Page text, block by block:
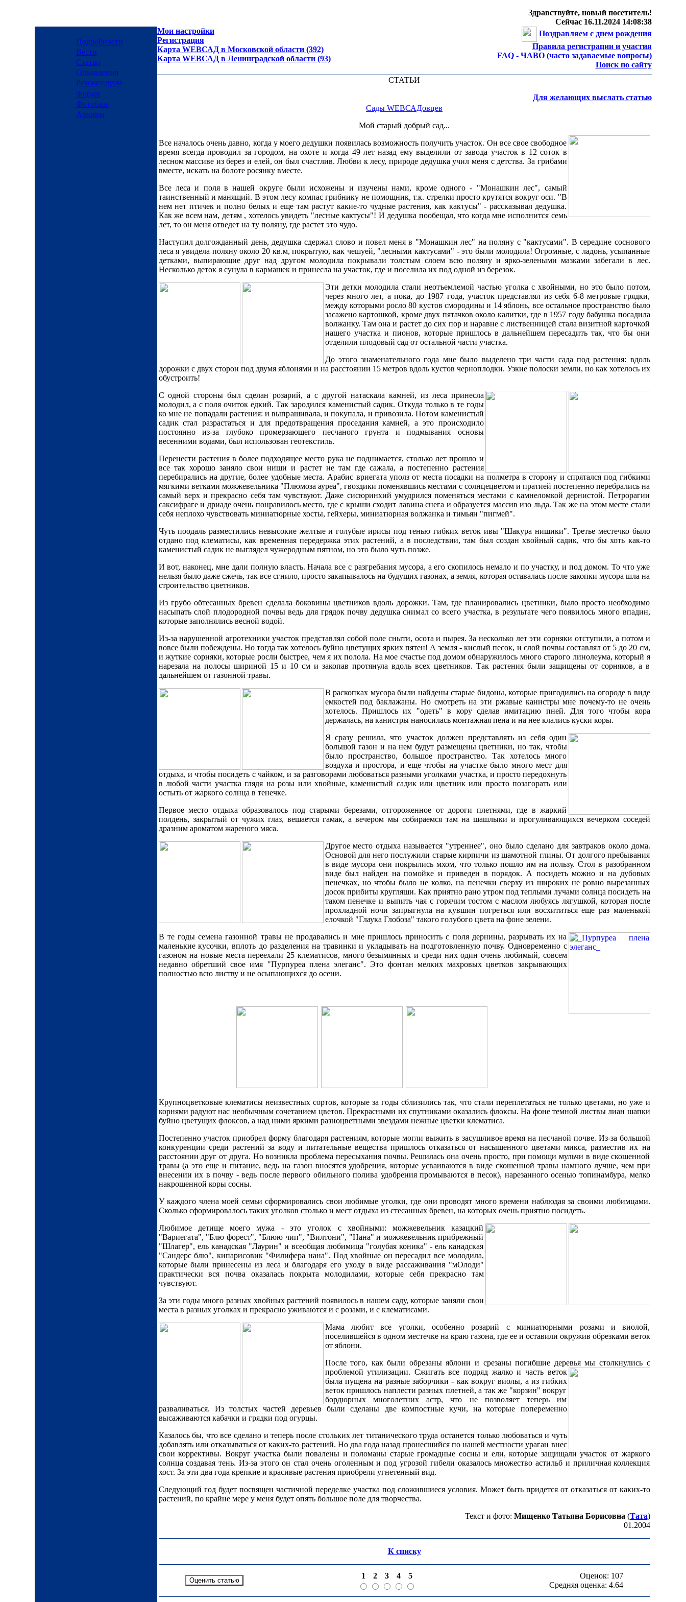
Здравствуйте, новый посетитель!
Сейчас 16.11.2024 14:08:38
Подробности
Вести
Статьи
Объявления
Рекомендуем
Форум
Фотобаза
Архивы
Мои настройки
Регистрация
Карта WEBСАД в Московской области (392)
Карта WEBСАД в Ленинградской области (93)
Поздравляем с днем рождения
Правила регистрации и участия
FAQ - ЧАВО (часто задаваемые вопросы)
Поиск по сайту
СТАТЬИ
Для желающих выслать статью
Сады WEBСАДовцев
Мой старый добрый сад...
Все началось очень давно, когда у моего дедушки появилась возможность получить участок. Он все свое свободное
время всегда проводил за городом, на охоте и когда 49 лет назад ему выделили от завода участок в 12 соток в
лесном массиве из берез и елей, он был счастлив. Любви к лесу, природе дедушка учил меня с детства. За грибами
вместе, искать на болоте росянку вместе.
Все леса и поля в нашей округе были исхожены и изучены нами, кроме одного - "Монашкин лес", самый
таинственный и манящий. В этом лесу компас грибнику не помощник, т.к. стрелки просто крутятся вокруг оси. "В
нем нет птичек и полно белых и еще там растут какие-то чудные растения, как кактусы" - рассказывал дедушка.
Как же всем нам, детям , хотелось увидеть "лесные кактусы"! И дедушка пообещал, что когда мне исполнится семь
лет, то он меня отведет на ту поляну, где растет это чудо.
Наступил долгожданный день, дедушка сдержал слово и повел меня в "Монашкин лес" на поляну с "кактусами". В середине соснового
леса я увидела поляну около 20 кв.м, покрытую, как чешуей, "лесными кактусами" - это были молодила! Огромные, с ладонь, усыпанные
детками, выпирающие друг над другом молодила покрывали толстым слоем всю поляну и ярко-зелеными мазками забегали в лес.
Несколько деток я сунула в кармашек и принесла на участок, где и поселила их под одной из березок.
Эти детки молодила стали неотъемлемой частью уголка с хвойными, но это было потом,
через много лет, а пока, до 1987 года, участок представлял из себя 6-8 метровые грядки,
между которыми росло 80 кустов смородины и 14 яблонь, все остальное пространство было
засажено картошкой, кроме двух пятачков около калитки, где в 1957 году бабушка посадила
волжанку. Там она и растет до сих пор и наравне с лиственницей стала визитной карточкой
нашего участка и пионов, которые пришлось в дальнейшем пересадить так, что бы они
отделили плодовый сад от остальной части участка.
До этого знаменательного года мне было выделено три части сада под растения: вдоль
дорожки с двух сторон под двумя яблонями и на расстоянии 15 метров вдоль кустов черноплодки. Узкие полоски земли, но как хотелось их
обустроить!
С одной стороны был сделан розарий, а с другой натаскала камней, из леса принесла
молодил, а с поля очиток едкий. Так зародился каменистый садик. Откуда только в те годы
ко мне не попадали растения: и выпрашивала, и покупала, и привозила. Потом каменистый
садик стал разрастаться и для предотвращения проседания камней, а это происходило
постоянно из-за глубоко промерзающего песчаного грунта и подмывания основы
весенними водами, был использован геотекстиль.
Перенести растения в более подходящее место рука не поднимается, столько лет прошло и
все так хорошо заняло свои ниши и растет не там где сажала, а постепенно растения
перебирались на другие, более удобные места. Арабис вриегата уполз от места посадки на полметра в сторону и спрятался под гибкими
мягкими ветками можжевельника "Плюмоза ауреа", гвоздики поменявшись местами с солнцецветом и пратией постепенно перебрались на
самый верх и прекрасно себя там чувствуют. Даже сисюринхий умудрился поменяться местами с камнеломкой дернистой. Петрорагии
саксифраге и дриаде очень понравилось место, где с крыши сходит лавина снега и образуется массив изо льда. Так же на этом месте стали
себя неплохо чувствовать миниатюрные хосты, гейхеры, миниатюрная волжанка и тимьян "пигмей".
Чуть поодаль разместились невысокие желтые и голубые ирисы под тенью гибких веток ивы "Шакура нишики". Третье местечко было
отдано под клематисы, как временная передержка этих растений, а в последствии, там был создан хвойный садик, что бы хоть как-то
каменистый садик не выглядел чужеродным пятном, но это было чуть позже.
И вот, наконец, мне дали полную власть. Начала все с разгребания мусора, а его скопилось немало и по участку, и под домом. То что уже
нельзя было даже сжечь, так все сгнило, просто закапывалось на будущих газонах, а земля, которая оставалась после закопки мусора шла на
строительство цветников.
Из грубо обтесанных бревен сделала боковины цветников вдоль дорожки. Там, где планировались цветники, было просто необходимо
насыпать слой плодородной почвы ведь для грядок почву дедушка снимал со всего участка, в результате чего появилось много впадин,
которые заполнялись весной водой.
Из-за нарушенной агротехники участок представлял собой поле сныти, осота и пырея. За несколько лет эти сорняки отступили, а потом и
вовсе были побеждены. Но тогда так хотелось буйно цветущих ярких пятен! А земля - кислый песок, и слой почвы составлял от 5 до 20 см,
и жуткие сорняки, которые росли быстрее, чем я их полола. На мое счастье под домом обнаружилось много старого линолеума, который я
нарезала на полосы шириной 15 и 10 см и закопав протянула вдоль всех цветников. Так растения были защищены от сорняков, а в
дальнейшем от газонной травы.
В раскопках мусора были найдены старые бидоны, которые пригодились на огороде в виде
емкостей под баклажаны. Но смотреть на эти ржавые канистры мне почему-то не очень
хотелось. Пришлось их "одеть" в кору сделав имитацию пней. Для того чтобы кора
держалась, на канистры наносилась монтажная пена и на нее клались куски коры.
Я сразу решила, что участок должен представлять из себя один
большой газон и на нем будут размещены цветники, но так, чтобы
было пространство, большое пространство. Так хотелось много
воздуха и простора, и еще чтобы на участке было много мест для
отдыха, и чтобы посидеть с чайком, и за разговорами любоваться разными уголками участка, и просто передохнуть
в любой части участка глядя на розы или хвойные, каменистый садик или цветник или просто позагорать или
остыть от жаркого солнца в тенечке.
Первое место отдыха образовалось под старыми березами, отгороженное от дороги плетнями, где в жаркий
полдень, закрытый от чужих глаз, вешается гамак, а вечером мы собираемся там на шашлыки и прогуливающихся вечерком соседей
дразним ароматом жареного мяса.
Другое место отдыха называется "утреннее", оно было сделано для завтраков около дома.
Основой для него послужили старые кирпичи из шамотной глины. От долгого пребывания
в виде мусора они покрылись мхом, что только пошло им на пользу. Стол в разобранном
виде был найден на помойке и приведен в порядок. А посидеть можно и на дубовых
пенечках, но чтобы было не колко, на пенечки сверху из широких не ровно вырезанных
досок прибиты кругляши. Как приятно рано утром под теплыми лучами солнца посидеть на
таком пенечке и выпить чая с горячим тостом с маслом любуясь лягушкой, которая после
прохладной ночи запрыгнула на кувшин погреться или восхититься еще раз маленькой
елочкой "Глаука Глобоза" такого голубого цвета на фоне зелени.
В те годы семена газонной травы не продавались и мне пришлось приносить с поля дернины, разрывать их на
маленькие кусочки, вплоть до разделения на травинки и укладывать на подготовленную почву. Одновременно с
газоном на новые места переехали 25 клематисов, много безымянных и среди них один очень любимый, совсем
недавно обретший свое имя "Пурпуреа плена элеганс". Это фонтан мелких махровых цветков закрывающих
полностью всю листву и не осыпающихся до осени.
Крупноцветковые клематисы неизвестных сортов, которые за годы сблизились так, что стали переплетаться не только цветами, но уже и
корнями радуют нас необычным сочетанием цветов. Прекрасными их спутниками оказались флоксы. На фоне темной листвы лиан шапки
буйно цветущих флоксов, а над ними яркими разноцветными звездами нежные цветки клематиса.
Постепенно участок приобрел форму благодаря растениям, которые могли выжить в засушливое время на песчаной почве. Из-за большой
конкуренции среди растений за воду и питательные вещества пришлось отказаться от насыщенного цветами микса, разместив их на
расстоянии друг от друга. Но возникла проблема пересыхания почвы. Решилась она очень просто, при помощи мульчи в виде скошенной
травы (а это еще и питание, ведь на газон вносятся удобрения, которые усваиваются в виде скошенной травы намного лучше, чем при
внесении их в почву - ведь после первого обильного полива удобрения промываются в песок), нарезанного осенью топинамбура, мелко
накрошенной коры сосны.
У каждого члена моей семьи сформировались свои любимые уголки, где они проводят много времени наблюдая за своими любимцами.
Сколько сформировалось таких уголков столько и мест отдыха из стесанных бревен, на которых очень приятно посидеть.
Любимое детище моего мужа - это уголок с хвойными: можжевельник казацкий
"Вариегата", "Блю форест", "Блюю чип", "Вилтони", "Нана" и можжевельник прибрежный
"Шлагер", ель канадская "Лаурин" и всеобщая любимица "голубая коника" - ель канадская
"Сандерс блю", кипарисовик "Филифера нана". Под хвойные он пересадил все молодила,
которые были принесены из леса и благодаря его уходу в виде рассаживания "мОлоди"
практически вся почва оказалась покрыта молодилами, которые себя прекрасно там
чувствуют.
За эти годы много разных хвойных растений появилось в нашем саду, которые заняли свои
места в разных уголках и прекрасно уживаются и с розами, и с клематисами.
Мама любит все уголки, особенно розарий с миниатюрными розами и виолой,
поселившейся в одном местечке на краю газона, где ее и оставили окружив обрезками веток
от яблони.
После того, как были обрезаны яблони и срезаны погибшие деревья мы столкнулись с
проблемой утилизации. Сжигать все подряд жалко и часть веток
была пущена на разные заборчики - как вокруг виолы, а из гибких
веток пришлось наплести разных плетней, а так же "корзин" вокруг
бордюрных многолетних астр, что не позволяет теперь им
разваливаться. Из толстых частей деревьев были сделаны две компостные кучи, на которые попеременно
высаживаются кабачки и грядки под огурцы.
Казалось бы, что все сделано и теперь после стольких лет титанического труда останется только любоваться и чуть
добавлять или отказываться от каких-то растений. Но два года назад пронесшийся по нашей местности ураган внес
свои коррективы. Вокруг участка были повалены и поломаны старые громадные сосны и ели, которые защищали участок от жаркого
солнца создавая тень. Из-за этого он стал очень оголенным и под угрозой гибели оказалось множество астильб и приличная коллекция
хост. За эти два года крепкие и красивые растения приобрели угнетенный вид.
Следующий год будет посвящен частичной переделке участка под сложившиеся условия. Может быть придется от отказаться от каких-то
растений, по крайне мере у меня будет опять большое поле для творчества.
Текст и фото: Мищенко Татьяна Борисовна (Тата)
01.2004
К списку
1 2 3 4 5
Оценок: 107
Средняя оценка: 4.64